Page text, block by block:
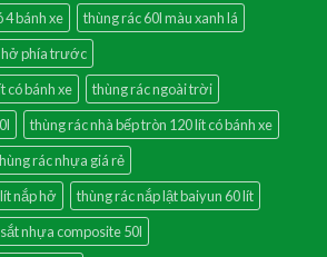
4 bánh xe
thùng rác 60l màu xanh lá
hở phía trước
có bánh xe
thùng rác ngoài trời
thùng rác nhà bếp tròn 120 lít có bánh xe
rác nhựa giá rẻ
nắp hở
thùng rác nắp lật baiyun 60 lít
nhựa composite 50l